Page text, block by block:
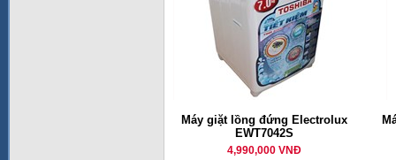
Máy giặt lồng đứng Electrolux
EWT7042S
4,990,000 VNĐ